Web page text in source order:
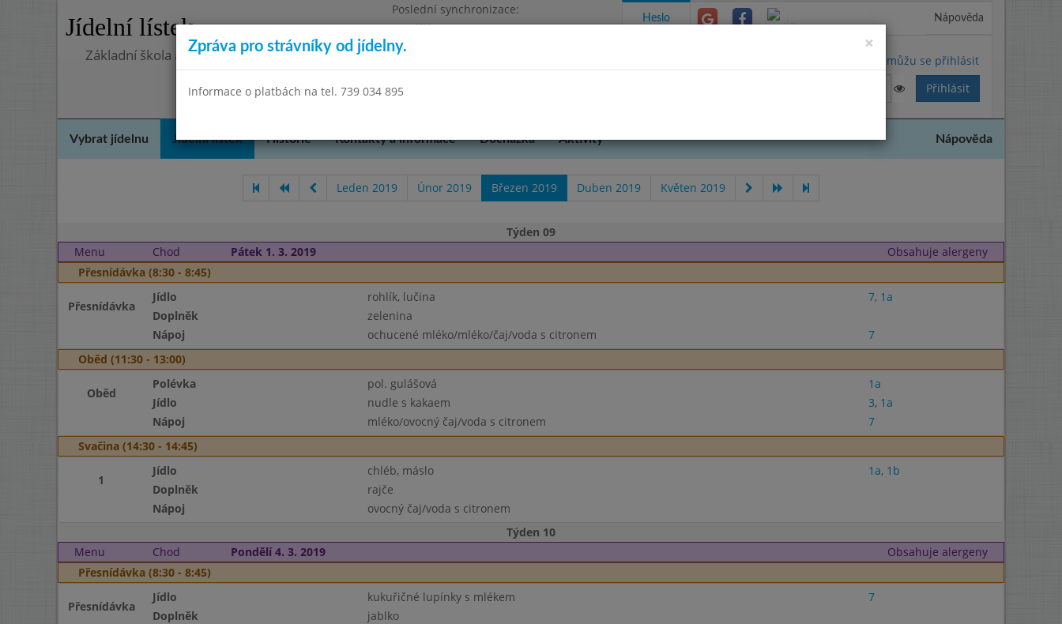
Jídelní lístek
Poslední synchronizace:
Pondělí 13.7.2026 12:03
Základní škola a mateřská škola Chlumín, okres Mělník
Heslo Nápověda
Nemůžu se přihlásit
Vybrat jídelnu Jídelní lístek Historie Kontakty a informace Docházka Aktivity Nápověda
Leden 2019 Únor 2019 Březen 2019 Duben 2019 Květen 2019
Týden 09
Menu
Chod Pátek 1. 3. 2019
Obsahuje alergeny
Přesnídávka (8:30 - 8:45)
Přesnídávka
Jídlo rohlík, lučina 7, 1a
Doplněk
zelenina
Nápoj
ochucené mléko/mléko/čaj/voda s citronem
7
Oběd (11:30 - 13:00)
Oběd
Polévka pol. gulášová
1a
Jídlo
nudle s kakaem 3, 1a
Nápoj
mléko/ovocný čaj/voda s citronem
7
Svačina (14:30 - 14:45)
1
Jídlo chléb, máslo 1a, 1b
Doplněk
rajče
Nápoj
ovocný čaj/voda s citronem
Týden 10
Menu
Chod Pondělí 4. 3. 2019
Obsahuje alergeny
Přesnídávka (8:30 - 8:45)
Přesnídávka
Jídlo kukuřičné lupínky s mlékem
7
Doplněk
jablko
×
Zpráva pro strávníky od jídelny.
Informace o platbách na tel. 739 034 895